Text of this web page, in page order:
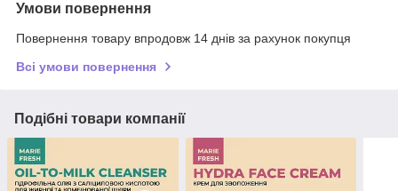
Умови повернення
Повернення товару впродовж 14 днів за рахунок покупця
Всі умови повернення
Подібні товари компанії